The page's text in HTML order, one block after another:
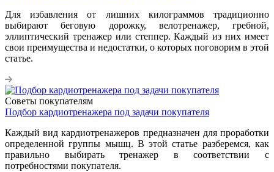
Для избавления от лишних килограммов традиционно
выбирают беговую дорожку, велотренажер, гребной,
эллиптический тренажер или степпер. Каждый из них имеет
свои преимущества и недостатки, о которых поговорим в этой
статье.
Советы покупателям
Подбор кардиотренажера под задачи покупателя
Каждый вид кардиотренажеров предназначен для проработки
определенной группы мышц. В этой статье разберемся, как
правильно выбирать тренажер в соответствии с
потребностями покупателя.